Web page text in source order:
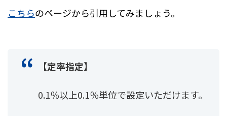
こちらのページから引用してみましょう。
【定率指定】
0.1％以上0.1％単位で設定いただけます。